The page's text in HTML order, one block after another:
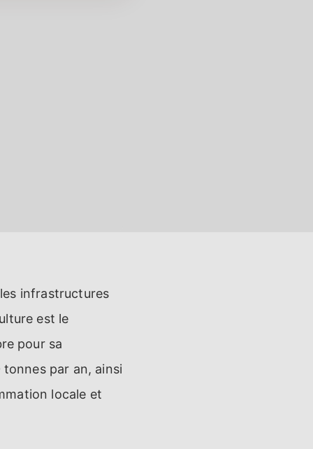
infrastructures
est le
pour sa
par an, ainsi
locale et